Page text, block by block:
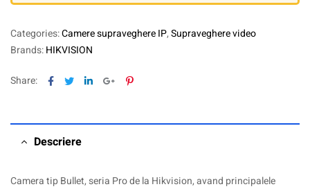
Categories:Camere supraveghere IP,Supraveghere video
Brands:HIKVISION
Share: Facebook
TwitterLinkedinGoogle+Pinterest
Descriere
Camera tip Bullet, seria Pro de la Hikvision, avand principalele